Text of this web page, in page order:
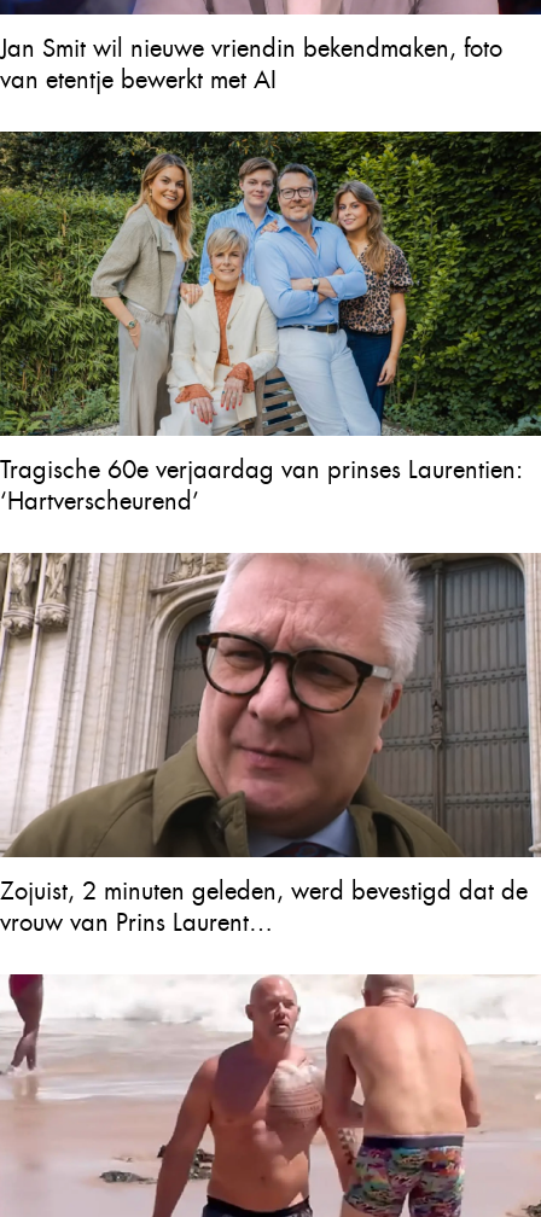
Jan Smit wil nieuwe vriendin bekendmaken, foto
van etentje bewerkt met AI
Tragische 60e verjaardag van prinses Laurentien:
‘Hartverscheurend’
Zojuist, 2 minuten geleden, werd bevestigd dat de
vrouw van Prins Laurent…